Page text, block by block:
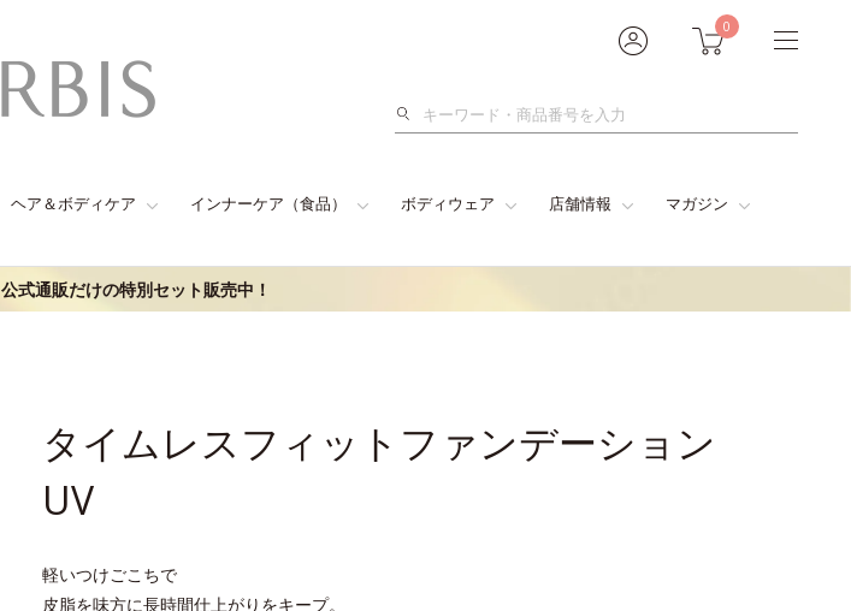
0
検
ヘア＆ボディケア インナーケア（食品） ボディウェア 店舗情報 マガジン
公式通販だけの特別セット販売中！
タイムレスフィットファンデーション
UV
軽いつけごこちで
皮脂を味方に長時間仕上がりをキープ。